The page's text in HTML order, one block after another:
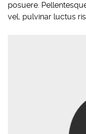
posuere.
vel, pulvinar luctus